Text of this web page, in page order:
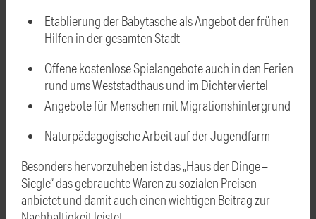
Etablierung der Babytasche als Angebot der frühen
Hilfen in der gesamten Stadt
Offene kostenlose Spielangebote auch in den Ferien
rund ums Weststadthaus und im Dichterviertel
Angebote für Menschen mit Migrationshintergrund
Naturpädagogische Arbeit auf der Jugendfarm
Besonders hervorzuheben ist das „Haus der Dinge –
Siegle“ das gebrauchte Waren zu sozialen Preisen
anbietet und damit auch einen wichtigen Beitrag zur